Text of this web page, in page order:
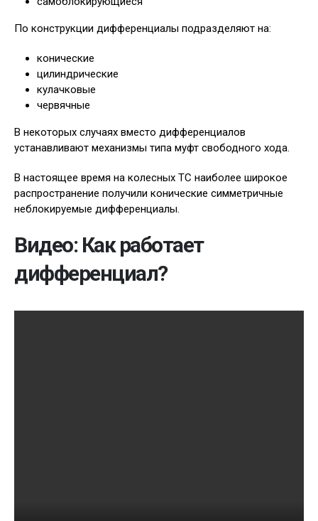
По конструкции дифференциалы подразделяют на:
конические
цилиндрические
кулачковые
червячные
В некоторых случаях вместо дифференциалов
устанавливают механизмы типа муфт свободного хода.
В настоящее время на колесных ТС наиболее широкое
распространение получили конические симметричные
неблокируемые дифференциалы.
Видео: Как работает
дифференциал?